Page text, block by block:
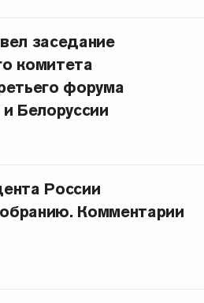
заседание
комитета
форума
Белоруссии
России
Комментарии